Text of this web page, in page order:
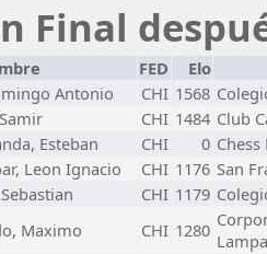
Final
FED
Elo
Antonio CHI 1568
CHI 1484 Club
Esteban CHI 0
Leon Ignacio CHI 1176 San
CHI 1179
Maximo CHI 1280 Lampa